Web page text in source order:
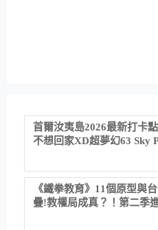
首爾汝夷島2026最新打卡
不想回家XD超夢幻63 Sky
津帝王蟹大餐、《淚之女
《鐵拳教育》11個原型與
疊!教權局成真？！第二季